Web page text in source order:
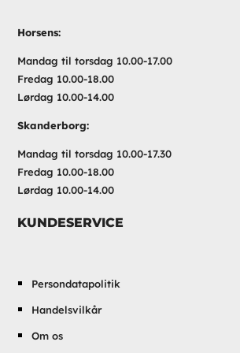
Horsens:
Mandag til torsdag 10.00-17.00
Fredag 10.00-18.00
Lørdag 10.00-14.00
Skanderborg:
Mandag til torsdag 10.00-17.30
Fredag 10.00-18.00
Lørdag 10.00-14.00
KUNDESERVICE
Persondatapolitik
Handelsvilkår
Om os